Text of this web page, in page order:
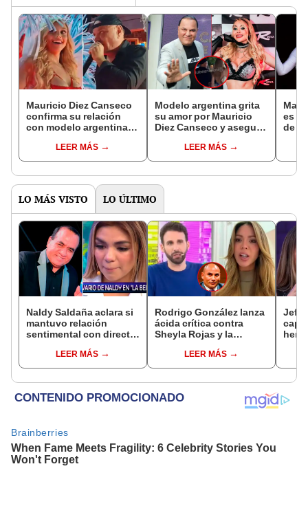
Mauricio Diez Canseco
confirma su relación
con modelo argentina:
ángel"LEER MÁS
Modelo argentina grita
su amor por Mauricio
Diez Canseco y asegura
importa: “Encontré al
hombre perfecto”
LEER MÁS
es
de la
LO MÁS VISTO LO ÚLTIMO
Naldy Saldaña aclara si
mantuvo relación
sentimental con director
denunciarlo por
tocamientos: “Me
LEER MÁS
Rodrigo González lanza
ácida crítica contra
Sheyla Rojas y la
relación con su hijo: "Te
has dedicado a buscar
LEER MÁS